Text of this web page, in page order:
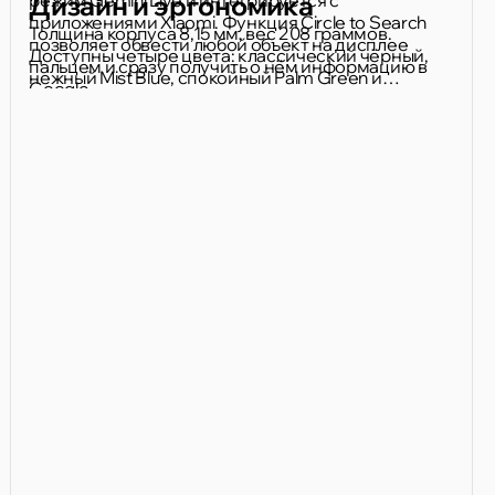
приложениями Xiaomi. Функция Circle to Search
позволяет обвести любой объект на дисплее
пальцем и сразу получить о нём информацию в
Google.
Толщина корпуса 8,15 мм, вес 208 граммов.
Доступны четыре цвета: классический чёрный,
нежный Mist Blue, спокойный Palm Green и